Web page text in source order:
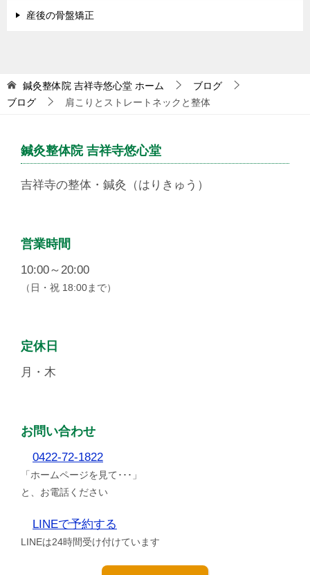
産後の骨盤矯正
鍼灸整体院 吉祥寺悠心堂 ホーム
ブログ
ブログ
肩こりとストレートネックと整体
鍼灸整体院 吉祥寺悠心堂
吉祥寺の整体・鍼灸（はりきゅう）
営業時間
10:00～20:00
（日・祝 18:00まで）
定休日
月・木
お問い合わせ
0422-72-1822
「ホームページを見て･･･」
と、お電話ください
LINEで予約する
LINEは24時間受け付けています